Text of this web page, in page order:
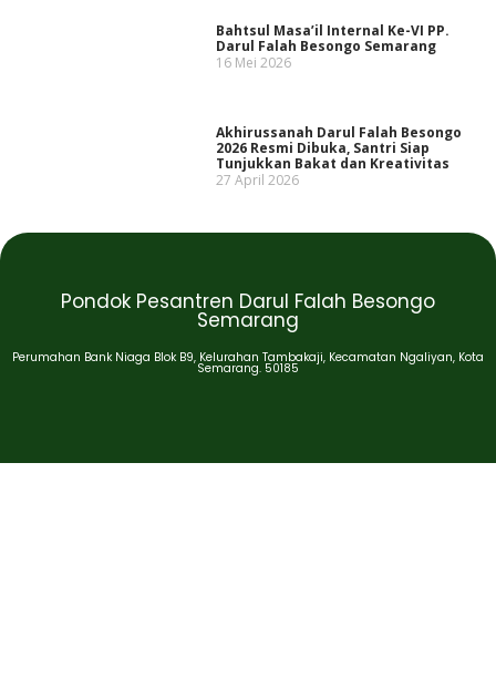
Bahtsul Masa’il Internal Ke-VI PP.
Darul Falah Besongo Semarang
16 Mei 2026
Akhirussanah Darul Falah Besongo
2026 Resmi Dibuka, Santri Siap
Tunjukkan Bakat dan Kreativitas
27 April 2026
Pondok Pesantren Darul Falah Besongo
Semarang
Perumahan Bank Niaga Blok B9, Kelurahan Tambakaji, Kecamatan Ngaliyan, Kota
Semarang. 50185